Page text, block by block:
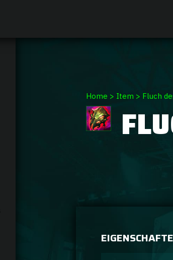
Home > Item > Fluch